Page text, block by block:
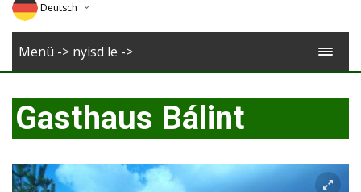
Deutsch
English
Romana
Menü -> nyisd le ->
Gasthaus Bálint